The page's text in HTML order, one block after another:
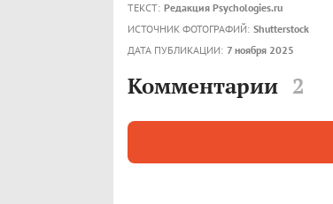
ТЕКСТ: Редакция Psychologies.ru
ИСТОЧНИК ФОТОГРАФИЙ: Shutterstock
ДАТА ПУБЛИКАЦИИ: 7 ноября 2025
Комментарии 2